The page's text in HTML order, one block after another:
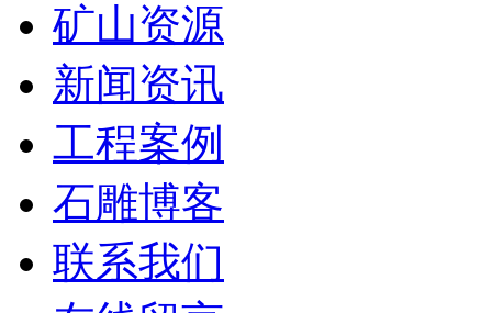
矿山资源
新闻资讯
工程案例
石雕博客
联系我们